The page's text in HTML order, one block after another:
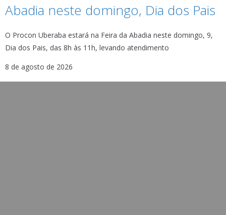
Abadia neste domingo, Dia dos Pais
O Procon Uberaba estará na Feira da Abadia neste domingo, 9,
Dia dos Pais, das 8h às 11h, levando atendimento
8 de agosto de 2026